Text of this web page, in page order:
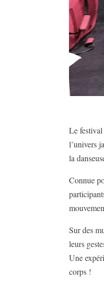
Le
l’univers
la
Connue
Sur des
leurs
Une
corps !